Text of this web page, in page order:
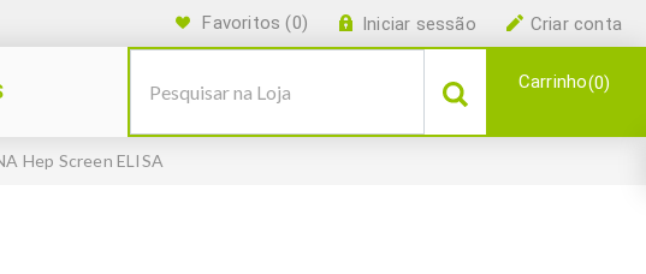
Criar conta
Iniciar sessão
Favoritos (0)
Carrinho 0
Hep Screen ELISA